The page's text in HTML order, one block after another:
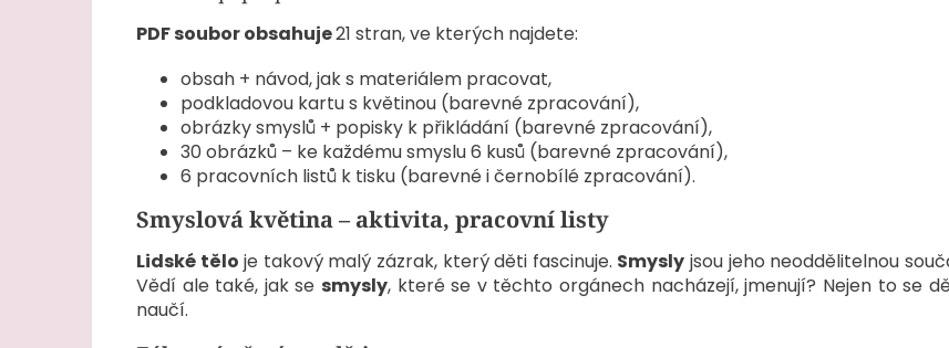
PDF soubor obsahuje21 stran, ve kterých najdete:
obsah + návod, jak s materiálem pracovat,
podkladovou kartu s květinou (barevné zpracování),
obrázky smyslů + popisky k přikládání (barevné zpracování),
30 obrázků – ke každému smyslu 6 kusů (barevné zpracování),
6 pracovních listů k tisku (barevné i černobílé zpracování).
Smyslová květina – aktivita, pracovní listy
Lidské tělo je takový malý zázrak, který děti fascinuje. Smysly jsou jeho neoddělitelnou
Vědí ale také, jak se smysly, které se v těchto orgánech nacházejí, jmenují? Nejen to se
naučí.